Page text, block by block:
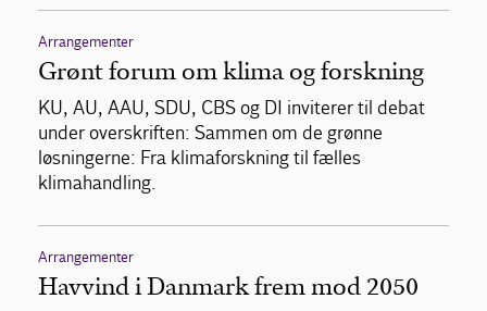
Arrangementer
Grønt forum om klima og forskning
KU, AU, AAU, SDU, CBS og DI inviterer til debat
under overskriften: Sammen om de grønne
løsningerne: Fra klimaforskning til fælles
klimahandling.
Arrangementer
Havvind i Danmark frem mod 2050